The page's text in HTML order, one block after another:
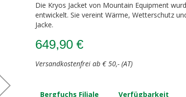
Die Kryos Jacket von Mountain Equipment
entwickelt. Sie vereint Wärme, Wetterschutz
Jacke.
649,90 €
Versandkostenfrei ab € 50,- (AT)
Bergfuchs Filiale
Verfügbarkeit